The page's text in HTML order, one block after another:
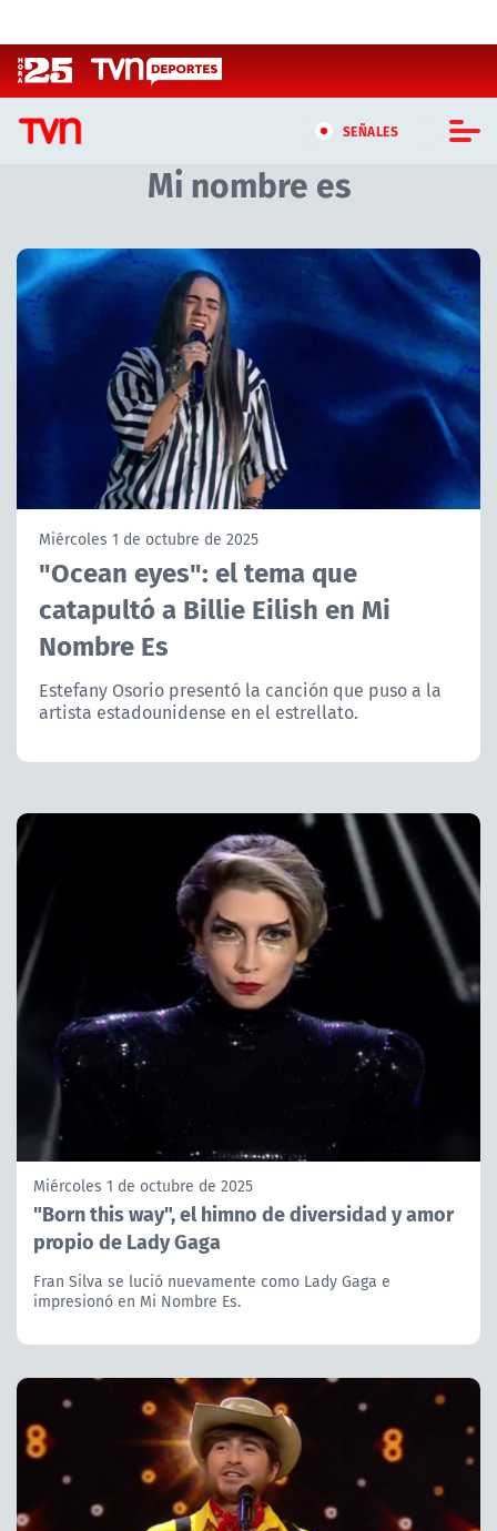
SEÑALES
CASTING MASTERCHEF CHILE
CASTING TVN VERTICAL
TVN VERTICAL
TVN PLAY
PROGRAMAS
TELESERIES
ACTUALIDAD Y TENDENCIAS
CORPORATIVO Y TRANSPARENCIA
CANAL DE DENUNCIAS
ÁREA DE PROYECTOS
Mi nombre es
Miércoles 1 de octubre de 2025
"Ocean eyes": el tema que
catapultó a Billie Eilish en Mi
Nombre Es
Estefany Osorio presentó la canción que puso a la
artista estadounidense en el estrellato.
Miércoles 1 de octubre de 2025
"Born this way", el himno de diversidad y amor
propio de Lady Gaga
Fran Silva se lució nuevamente como Lady Gaga e
impresionó en Mi Nombre Es.